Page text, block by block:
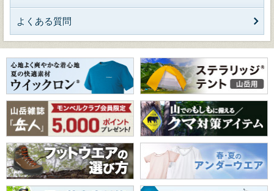
よくある質問